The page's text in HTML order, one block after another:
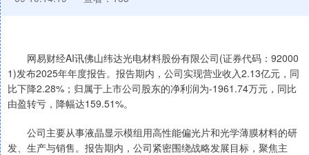
网易财经AI讯佛山纬达光电材料股份有限公司(证券代码：92000
1)发布2025年年度报告。报告期内，公司实现营业收入2.13亿元，同
比下降2.28%；归属于上市公司股东的净利润为-1961.74万元，同比
由盈转亏，降幅达159.51%。
公司主要从事液晶显示模组用高性能偏光片和光学薄膜材料的研
发、生产与销售。报告期内，公司紧密围绕战略发展目标，聚焦主